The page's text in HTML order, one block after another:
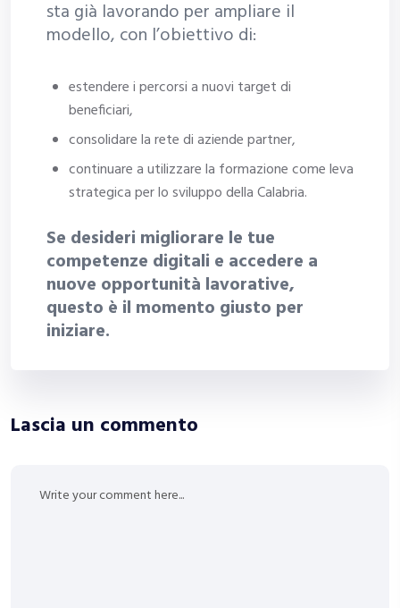
sta già lavorando per ampliare il
modello, con l’obiettivo di:
estendere i percorsi a nuovi target di
beneficiari,
consolidare la rete di aziende partner,
continuare a utilizzare la formazione come leva
strategica per lo sviluppo della Calabria.
Se desideri migliorare le tue
competenze digitali e accedere a
nuove opportunità lavorative,
questo è il momento giusto per
iniziare.
Lascia un commento